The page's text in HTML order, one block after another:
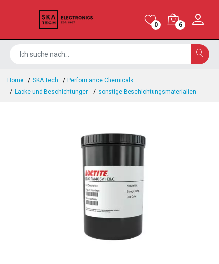
0 6
Home SKA Tech
Performance Chemicals
Lacke und Beschichtungen
sonstige Beschichtungsmaterialien